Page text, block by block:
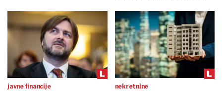
javne financije nekretnine